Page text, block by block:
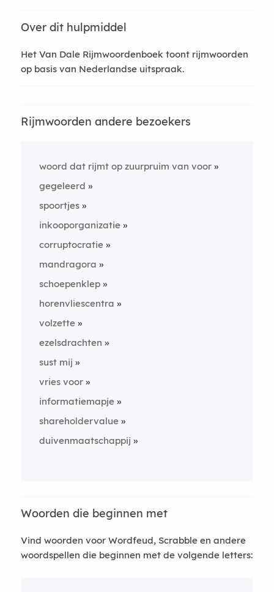
Over dit hulpmiddel
Het Van Dale Rijmwoordenboek toont rijmwoorden
op basis van Nederlandse uitspraak.
Rijmwoorden andere bezoekers
woord dat rijmt op zuurpruim van voor
gegeleerd
spoortjes
inkooporganizatie
corruptocratie
mandragora
schoepenklep
horenvliescentra
volzette
ezelsdrachten
sust mij
vries voor
informatiemapje
shareholdervalue
duivenmaatschappij
Woorden die beginnen met
Vind woorden voor Wordfeud, Scrabble en andere
woordspellen die beginnen met de volgende letters: